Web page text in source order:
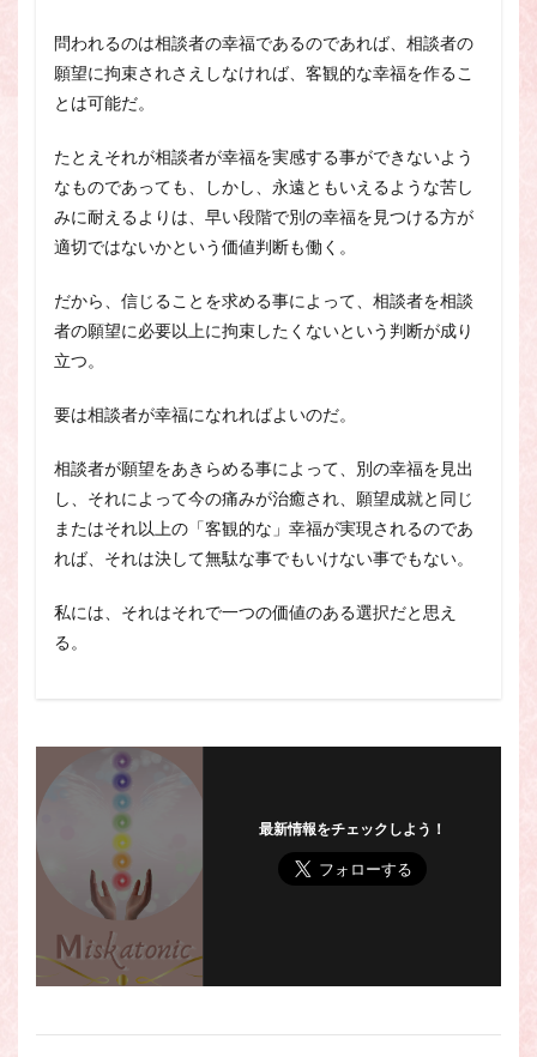
問われるのは相談者の幸福であるのであれば、相談者の
願望に拘束されさえしなければ、客観的な幸福を作るこ
とは可能だ。
たとえそれが相談者が幸福を実感する事ができないよう
なものであっても、しかし、永遠ともいえるような苦し
みに耐えるよりは、早い段階で別の幸福を見つける方が
適切ではないかという価値判断も働く。
だから、信じることを求める事によって、相談者を相談
者の願望に必要以上に拘束したくないという判断が成り
立つ。
要は相談者が幸福になれればよいのだ。
相談者が願望をあきらめる事によって、別の幸福を見出
し、それによって今の痛みが治癒され、願望成就と同じ
またはそれ以上の「客観的な」幸福が実現されるのであ
れば、それは決して無駄な事でもいけない事でもない。
私には、それはそれで一つの価値のある選択だと思え
る。
最新情報をチェックしよう！